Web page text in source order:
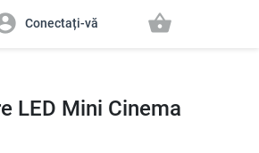
Conectați-vă shopping_basket
LED Mini Cinema